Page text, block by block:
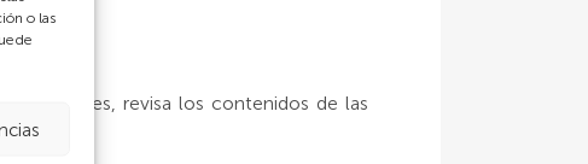
o las
primates, revisa los contenidos de las